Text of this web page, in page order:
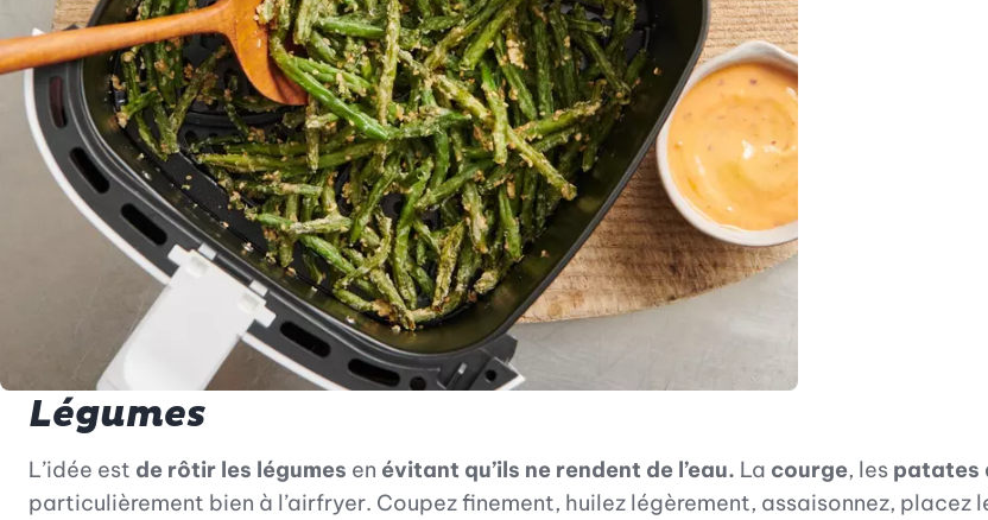
Légumes
L’idée est de rôtir les légumes en évitant qu’ils ne rendent de l’eau. La courge, les patates
particulièrement bien à l’airfryer. Coupez finement, huilez légèrement, assaisonnez, placez